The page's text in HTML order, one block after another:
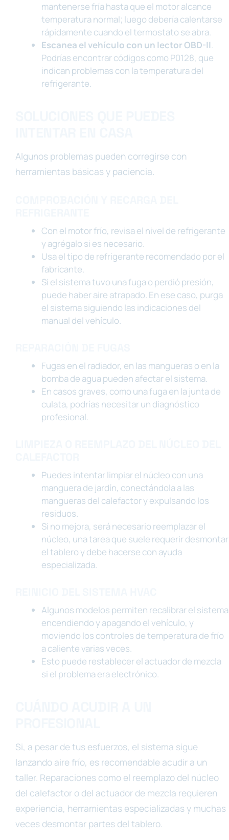
mantenerse fría hasta que el motor alcance
temperatura normal; luego debería calentarse
rápidamente cuando el termostato se abra.
Escanea el vehículo con un lector OBD-II.
Podrías encontrar códigos como P0128, que
indican problemas con la temperatura del
refrigerante.
Algunos problemas pueden corregirse con
herramientas básicas y paciencia.
Con el motor frío, revisa el nivel de refrigerante
y agrégalo si es necesario.
Usa el tipo de refrigerante recomendado por el
fabricante.
Si el sistema tuvo una fuga o perdió presión,
puede haber aire atrapado. En ese caso, purga
el sistema siguiendo las indicaciones del
manual del vehículo.
Fugas en el radiador, en las mangueras o en la
bomba de agua pueden afectar el sistema.
En casos graves, como una fuga en la junta de
culata, podrías necesitar un diagnóstico
profesional.
Puedes intentar limpiar el núcleo con una
manguera de jardín, conectándola a las
mangueras del calefactor y expulsando los
residuos.
Si no mejora, será necesario reemplazar el
núcleo, una tarea que suele requerir desmontar
el tablero y debe hacerse con ayuda
especializada.
Algunos modelos permiten recalibrar el sistema
encendiendo y apagando el vehículo, y
moviendo los controles de temperatura de frío
a caliente varias veces.
Esto puede restablecer el actuador de mezcla
si el problema era electrónico.
Si, a pesar de tus esfuerzos, el sistema sigue
lanzando aire frío, es recomendable acudir a un
taller. Reparaciones como el reemplazo del núcleo
del calefactor o del actuador de mezcla requieren
experiencia, herramientas especializadas y muchas
veces desmontar partes del tablero.